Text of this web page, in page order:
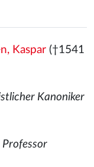
Kaspar(†1541
Kanoniker